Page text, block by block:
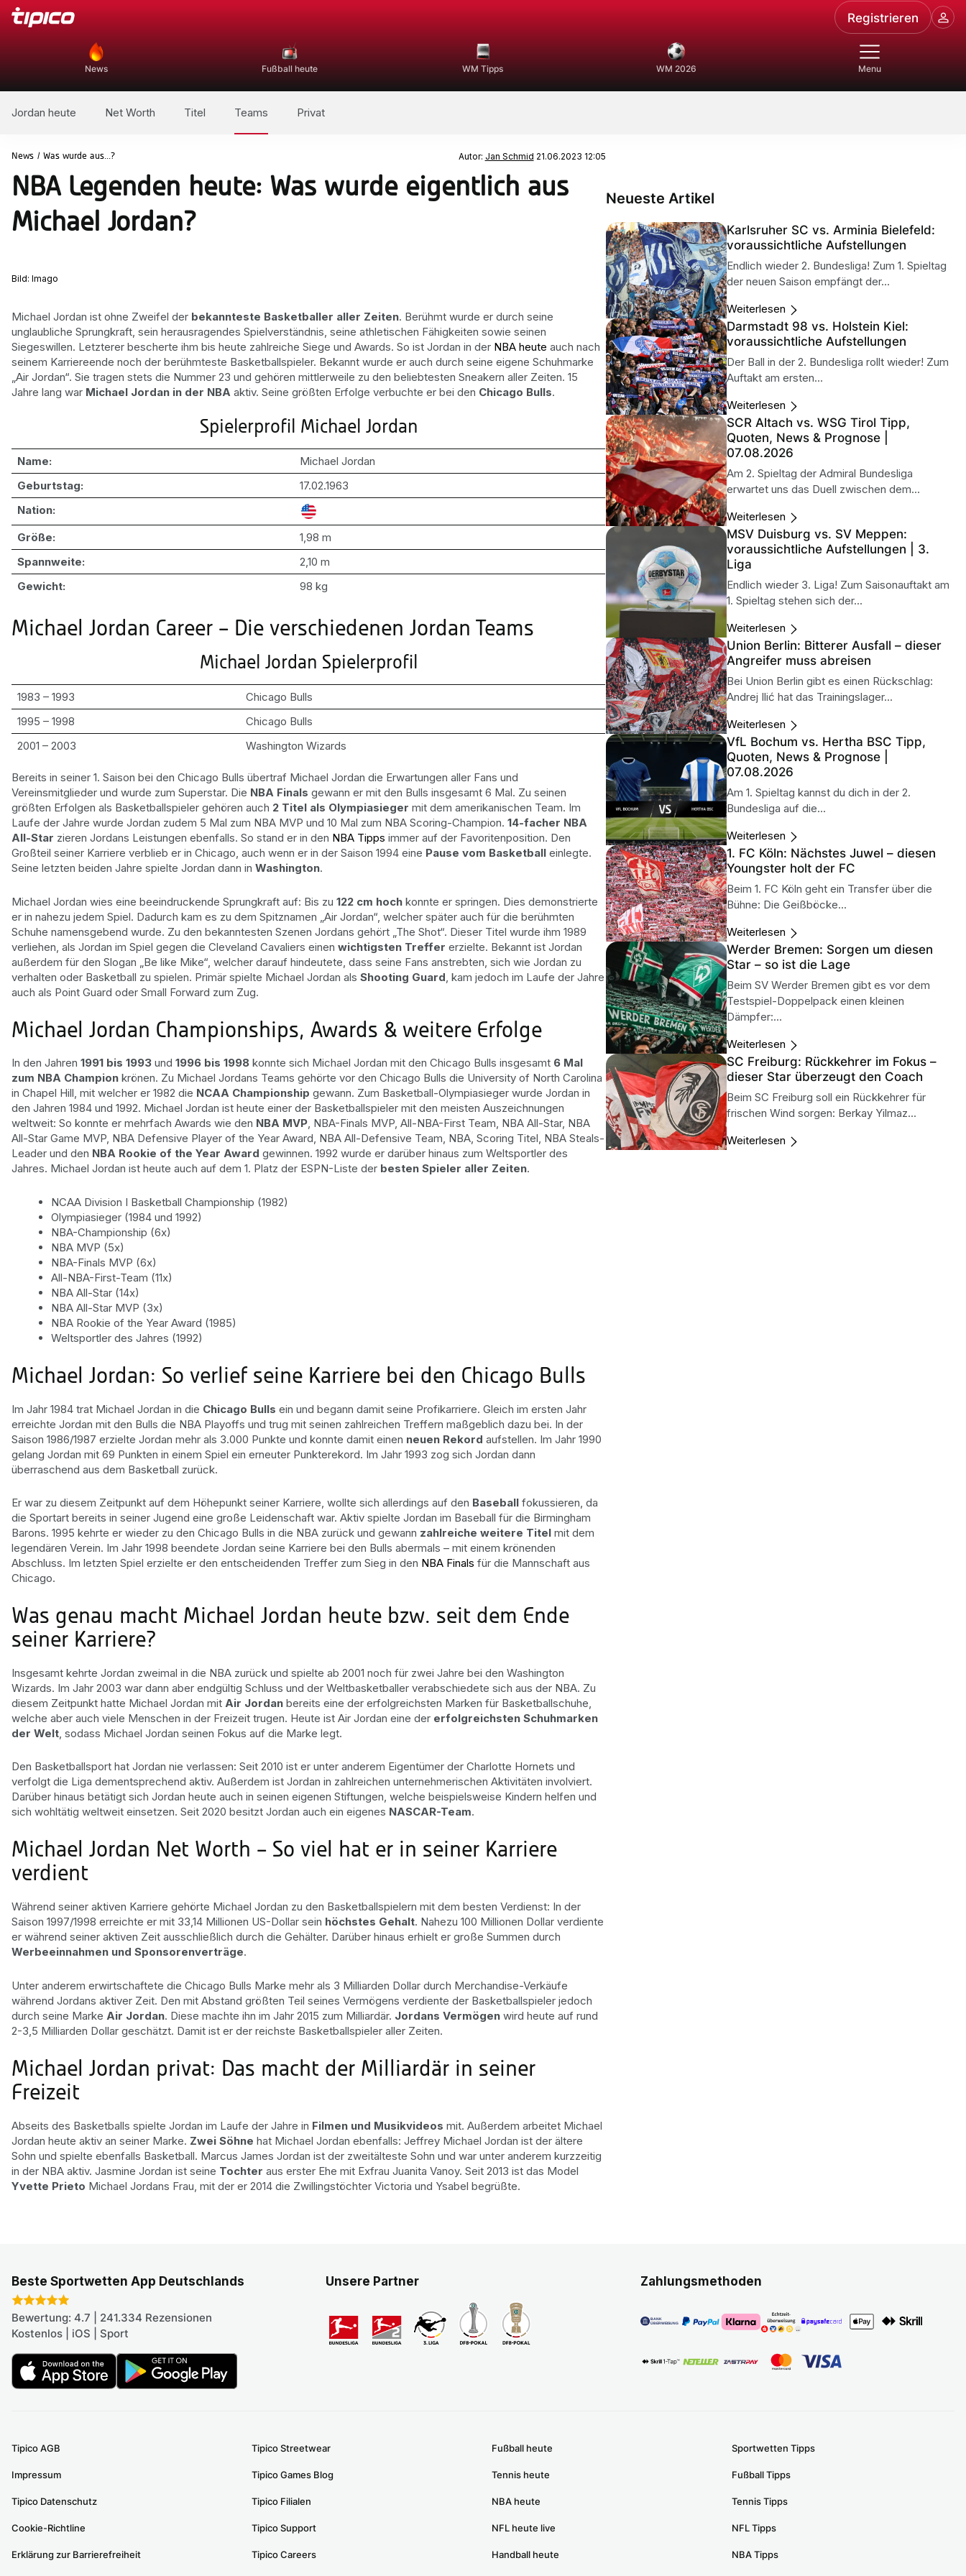
Registrieren
News Fußball heute WM Tipps WM 2026 Menu
Jordan heute Net Worth Titel Teams Privat
News / Was wurde aus...? Autor: Jan Schmid 21.06.2023 12:05
NBA Legenden heute: Was wurde eigentlich aus
Michael Jordan?
Bild: Imago
Michael Jordan ist ohne Zweifel der bekannteste Basketballer aller Zeiten. Berühmt wurde er durch seine
unglaubliche Sprungkraft, sein herausragendes Spielverständnis, seine athletischen Fähigkeiten sowie seinen
Siegeswillen. Letzterer bescherte ihm bis heute zahlreiche Siege und Awards. So ist Jordan in der NBA heute auch nach
seinem Karriereende noch der berühmteste Basketballspieler. Bekannt wurde er auch durch seine eigene Schuhmarke
„Air Jordan“. Sie tragen stets die Nummer 23 und gehören mittlerweile zu den beliebtesten Sneakern aller Zeiten. 15
Jahre lang war Michael Jordan in der NBA aktiv. Seine größten Erfolge verbuchte er bei den Chicago Bulls.
Spielerprofil Michael Jordan
Name:
Michael Jordan
Geburtstag:
17.02.1963
Nation:
Größe:
1,98 m
Spannweite:
2,10 m
Gewicht:
98 kg
Michael Jordan Career – Die verschiedenen Jordan Teams
Michael Jordan Spielerprofil
1983 – 1993
Chicago Bulls
1995 – 1998
Chicago Bulls
2001 – 2003
Washington Wizards
Bereits in seiner 1. Saison bei den Chicago Bulls übertraf Michael Jordan die Erwartungen aller Fans und
Vereinsmitglieder und wurde zum Superstar. Die NBA Finals gewann er mit den Bulls insgesamt 6 Mal. Zu seinen
größten Erfolgen als Basketballspieler gehören auch 2 Titel als Olympiasieger mit dem amerikanischen Team. Im
Laufe der Jahre wurde Jordan zudem 5 Mal zum NBA MVP und 10 Mal zum NBA Scoring-Champion. 14-facher NBA
All-Star zieren Jordans Leistungen ebenfalls. So stand er in den NBA Tipps immer auf der Favoritenposition. Den
Großteil seiner Karriere verblieb er in Chicago, auch wenn er in der Saison 1994 eine Pause vom Basketball einlegte.
Seine letzten beiden Jahre spielte Jordan dann in Washington.
Michael Jordan wies eine beeindruckende Sprungkraft auf: Bis zu 122 cm hoch konnte er springen. Dies demonstrierte
er in nahezu jedem Spiel. Dadurch kam es zu dem Spitznamen „Air Jordan“, welcher später auch für die berühmten
Schuhe namensgebend wurde. Zu den bekanntesten Szenen Jordans gehört „The Shot“. Dieser Titel wurde ihm 1989
verliehen, als Jordan im Spiel gegen die Cleveland Cavaliers einen wichtigsten Treffer erzielte. Bekannt ist Jordan
außerdem für den Slogan „Be like Mike“, welcher darauf hindeutete, dass seine Fans anstrebten, sich wie Jordan zu
verhalten oder Basketball zu spielen. Primär spielte Michael Jordan als Shooting Guard , kam jedoch im Laufe der Jahre
auch als Point Guard oder Small Forward zum Zug.
Michael Jordan Championships, Awards & weitere Erfolge
In den Jahren 1991 bis 1993 und 1996 bis 1998 konnte sich Michael Jordan mit den Chicago Bulls insgesamt 6 Mal
zum NBA Champion krönen. Zu Michael Jordans Teams gehörte vor den Chicago Bulls die University of North Carolina
in Chapel Hill, mit welcher er 1982 die NCAA Championship gewann. Zum Basketball-Olympiasieger wurde Jordan in
den Jahren 1984 und 1992. Michael Jordan ist heute einer der Basketballspieler mit den meisten Auszeichnungen
weltweit: So konnte er mehrfach Awards wie den NBA MVP, NBA-Finals MVP, All-NBA-First Team, NBA All-Star, NBA
All-Star Game MVP, NBA Defensive Player of the Year Award, NBA All-Defensive Team, NBA, Scoring Titel, NBA Steals-
Leader und den NBA Rookie of the Year Award gewinnen. 1992 wurde er darüber hinaus zum Weltsportler des
Jahres. Michael Jordan ist heute auch auf dem 1. Platz der ESPN-Liste der besten Spieler aller Zeiten.
NCAA Division I Basketball Championship (1982)
Olympiasieger (1984 und 1992)
NBA-Championship (6x)
NBA MVP (5x)
NBA-Finals MVP (6x)
All-NBA-First-Team (11x)
NBA All-Star (14x)
NBA All-Star MVP (3x)
NBA Rookie of the Year Award (1985)
Weltsportler des Jahres (1992)
Michael Jordan: So verlief seine Karriere bei den Chicago Bulls
Im Jahr 1984 trat Michael Jordan in die Chicago Bulls ein und begann damit seine Profikarriere. Gleich im ersten Jahr
erreichte Jordan mit den Bulls die NBA Playoffs und trug mit seinen zahlreichen Treffern maßgeblich dazu bei. In der
Saison 1986/1987 erzielte Jordan mehr als 3.000 Punkte und konnte damit einen neuen Rekord aufstellen. Im Jahr 1990
gelang Jordan mit 69 Punkten in einem Spiel ein erneuter Punkterekord. Im Jahr 1993 zog sich Jordan dann
überraschend aus dem Basketball zurück.
Er war zu diesem Zeitpunkt auf dem Höhepunkt seiner Karriere, wollte sich allerdings auf den Baseball fokussieren, da
die Sportart bereits in seiner Jugend eine große Leidenschaft war. Aktiv spielte Jordan im Baseball für die Birmingham
Barons. 1995 kehrte er wieder zu den Chicago Bulls in die NBA zurück und gewann zahlreiche weitere Titel mit dem
legendären Verein. Im Jahr 1998 beendete Jordan seine Karriere bei den Bulls abermals – mit einem krönenden
Abschluss. Im letzten Spiel erzielte er den entscheidenden Treffer zum Sieg in den NBA Finals für die Mannschaft aus
Chicago.
Was genau macht Michael Jordan heute bzw. seit dem Ende
seiner Karriere?
Insgesamt kehrte Jordan zweimal in die NBA zurück und spielte ab 2001 noch für zwei Jahre bei den Washington
Wizards. Im Jahr 2003 war dann aber endgültig Schluss und der Weltbasketballer verabschiedete sich aus der NBA. Zu
diesem Zeitpunkt hatte Michael Jordan mit Air Jordan bereits eine der erfolgreichsten Marken für Basketballschuhe,
welche aber auch viele Menschen in der Freizeit trugen. Heute ist Air Jordan eine der erfolgreichsten Schuhmarken
der Welt, sodass Michael Jordan seinen Fokus auf die Marke legt.
Den Basketballsport hat Jordan nie verlassen: Seit 2010 ist er unter anderem Eigentümer der Charlotte Hornets und
verfolgt die Liga dementsprechend aktiv. Außerdem ist Jordan in zahlreichen unternehmerischen Aktivitäten involviert.
Darüber hinaus betätigt sich Jordan heute auch in seinen eigenen Stiftungen, welche beispielsweise Kindern helfen und
sich wohltätig weltweit einsetzen. Seit 2020 besitzt Jordan auch ein eigenes NASCAR-Team.
Michael Jordan Net Worth – So viel hat er in seiner Karriere
verdient
Während seiner aktiven Karriere gehörte Michael Jordan zu den Basketballspielern mit dem besten Verdienst: In der
Saison 1997/1998 erreichte er mit 33,14 Millionen US-Dollar sein höchstes Gehalt. Nahezu 100 Millionen Dollar verdiente
er während seiner aktiven Zeit ausschließlich durch die Gehälter. Darüber hinaus erhielt er große Summen durch
Werbeeinnahmen und Sponsorenverträge.
Unter anderem erwirtschaftete die Chicago Bulls Marke mehr als 3 Milliarden Dollar durch Merchandise-Verkäufe
während Jordans aktiver Zeit. Den mit Abstand größten Teil seines Vermögens verdiente der Basketballspieler jedoch
durch seine Marke Air Jordan. Diese machte ihn im Jahr 2015 zum Milliardär. Jordans Vermögen wird heute auf rund
2-3,5 Milliarden Dollar geschätzt. Damit ist er der reichste Basketballspieler aller Zeiten.
Michael Jordan privat: Das macht der Milliardär in seiner
Freizeit
Abseits des Basketballs spielte Jordan im Laufe der Jahre in Filmen und Musikvideos mit. Außerdem arbeitet Michael
Jordan heute aktiv an seiner Marke. Zwei Söhne hat Michael Jordan ebenfalls: Jeffrey Michael Jordan ist der ältere
Sohn und spielte ebenfalls Basketball. Marcus James Jordan ist der zweitälteste Sohn und war unter anderem kurzzeitig
in der NBA aktiv. Jasmine Jordan ist seine Tochter aus erster Ehe mit Exfrau Juanita Vanoy. Seit 2013 ist das Model
Yvette Prieto Michael Jordans Frau, mit der er 2014 die Zwillingstöchter Victoria und Ysabel begrüßte.
Neueste Artikel
Karlsruher SC vs. Arminia Bielefeld:
voraussichtliche Aufstellungen
Endlich wieder 2. Bundesliga! Zum 1. Spieltag
der neuen Saison empfängt der...
Weiterlesen
Darmstadt 98 vs. Holstein Kiel:
voraussichtliche Aufstellungen
Der Ball in der 2. Bundesliga rollt wieder! Zum
Auftakt am ersten...
Weiterlesen
SCR Altach vs. WSG Tirol Tipp,
Quoten, News & Prognose |
07.08.2026
Am 2. Spieltag der Admiral Bundesliga
erwartet uns das Duell zwischen dem...
Weiterlesen
MSV Duisburg vs. SV Meppen:
voraussichtliche Aufstellungen | 3.
Liga
Endlich wieder 3. Liga! Zum Saisonauftakt am
1. Spieltag stehen sich der...
Weiterlesen
Union Berlin: Bitterer Ausfall – dieser
Angreifer muss abreisen
Bei Union Berlin gibt es einen Rückschlag:
Andrej Ilić hat das Trainingslager...
Weiterlesen
VfL Bochum vs. Hertha BSC Tipp,
Quoten, News & Prognose |
07.08.2026
Am 1. Spieltag kannst du dich in der 2.
Bundesliga auf die...
Weiterlesen
1. FC Köln: Nächstes Juwel – diesen
Youngster holt der FC
Beim 1. FC Köln geht ein Transfer über die
Bühne: Die Geißböcke...
Weiterlesen
Werder Bremen: Sorgen um diesen
Star – so ist die Lage
Beim SV Werder Bremen gibt es vor dem
Testspiel-Doppelpack einen kleinen
Dämpfer:...
Weiterlesen
SC Freiburg: Rückkehrer im Fokus –
dieser Star überzeugt den Coach
Beim SC Freiburg soll ein Rückkehrer für
frischen Wind sorgen: Berkay Yilmaz...
Weiterlesen
Beste Sportwetten App Deutschlands
Bewertung: 4.7 | 241.334 Rezensionen
Kostenlos | iOS | Sport
Unsere Partner Zahlungsmethoden
Tipico AGB
Impressum
Tipico Datenschutz
Cookie-Richtline
Erklärung zur Barrierefreiheit
Tipico Streetwear
Tipico Games Blog
Tipico Filialen
Tipico Support
Tipico Careers
Fußball heute
Tennis heute
NBA heute
NFL heute live
Handball heute
Sportwetten Tipps
Fußball Tipps
Tennis Tipps
NFL Tipps
NBA Tipps